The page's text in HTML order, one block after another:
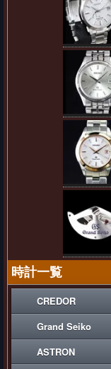
時計一覧
CREDOR
Grand Seiko
ASTRON